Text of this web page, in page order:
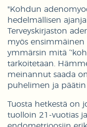
"Kohdun
hedelmällisen
Terveyskirjaston
myös ensimmäinen
ymmärsin mitä
tarkoitetaan.
meinannut saada
puhelimen ja päätin
Tuosta hetkestä on
tuolloin 21-vuotias